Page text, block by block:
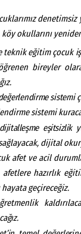
köy okullarını
teknik eğitim çocuk
bireyler
sistemi
sistemi
dijitalleşme eşitsizlik
dijital
afet ve acil
afetlere hazırlık
hayata geçireceğiz.